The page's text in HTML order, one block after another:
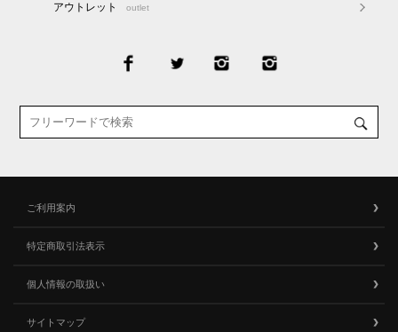
アウトレット outlet
ご利用案内
特定商取引法表示
個人情報の取扱い
サイトマップ